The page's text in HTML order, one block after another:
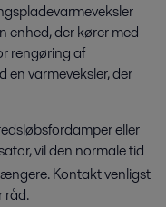
enhed, der kører med
rengøring af
en varmeveksler, der
eller
vil den normale tid
Kontakt venligst
råd.